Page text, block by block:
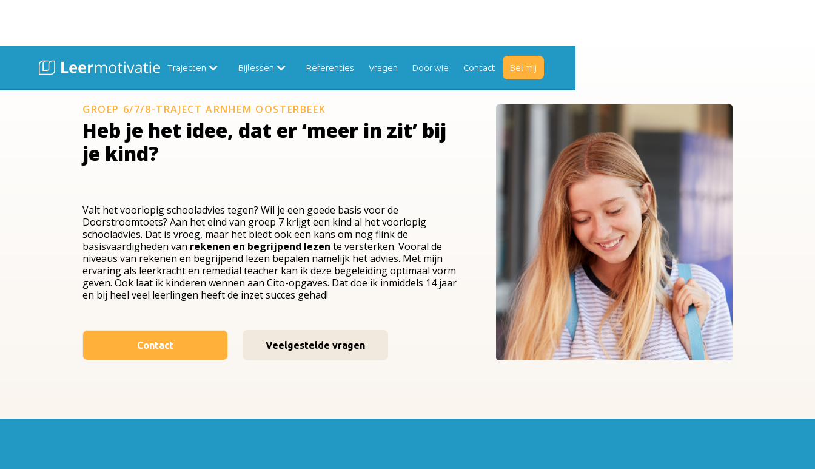
Trajecten Bijlessen Referenties Vragen Door wie Contact Bel mij
GROEP 6/7/8-TRAJECT ARNHEM OOSTERBEEK
Heb je het idee, dat er ‘meer in zit’ bij
je kind?
Valt het voorlopig schooladvies tegen? Wil je een goede basis voor de
Doorstroomtoets? Aan het eind van groep 7 krijgt een kind al het voorlopig
schooladvies. Dat is vroeg, maar het biedt ook een kans om nog flink de
basisvaardigheden van rekenen en begrijpend lezen te versterken. Vooral de
niveaus van rekenen en begrijpend lezen bepalen namelijk het advies. Met mijn
ervaring als leerkracht en remedial teacher kan ik deze begeleiding optimaal vorm
geven. Ook laat ik kinderen wennen aan Cito-opgaves. Dat doe ik inmiddels 14 jaar
en bij heel veel leerlingen heeft de inzet succes gehad!
Contact Veelgestelde vragen